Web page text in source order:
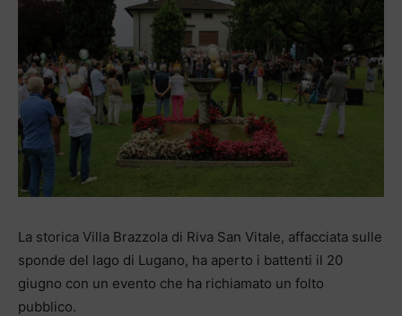
La storica Villa Brazzola di Riva San Vitale, affacciata sulle
sponde del lago di Lugano, ha aperto i battenti il 20
giugno con un evento che ha richiamato un folto
pubblico.